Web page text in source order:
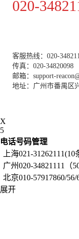
020-
客服热线：020-
传真：020-34820098
邮箱：support-
地址：广州市番禺区
X
5
电话号码管理
上海021-31262111(10
广州020-34821111（
北京010-57917860/56/
展开